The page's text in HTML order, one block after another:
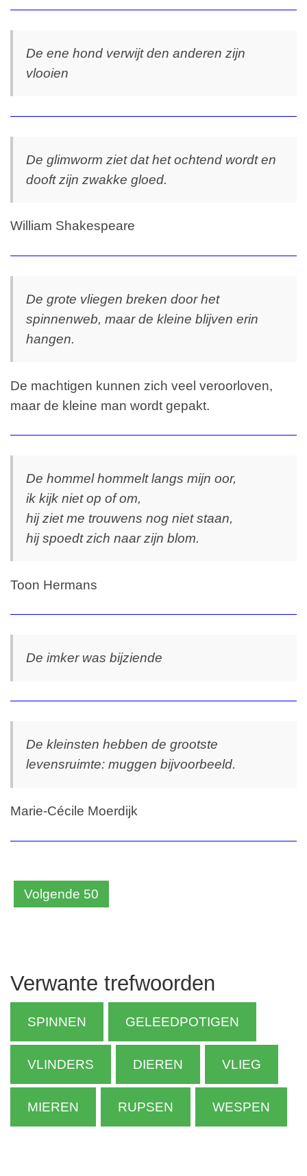
De ene hond verwijt den anderen zijn
vlooien
De glimworm ziet dat het ochtend wordt en
dooft zijn zwakke gloed.
William Shakespeare
De grote vliegen breken door het
spinnenweb, maar de kleine blijven erin
hangen.
De machtigen kunnen zich veel veroorloven,
maar de kleine man wordt gepakt.
De hommel hommelt langs mijn oor,
ik kijk niet op of om,
hij ziet me trouwens nog niet staan,
hij spoedt zich naar zijn blom.
Toon Hermans
De imker was bijziende
De kleinsten hebben de grootste
levensruimte: muggen bijvoorbeeld.
Marie-Cécile Moerdijk
Volgende 50
Verwante trefwoorden
SPINNEN GELEEDPOTIGEN
VLINDERS DIEREN VLIEG
MIEREN RUPSEN WESPEN